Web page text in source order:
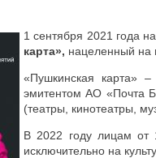
1 сентября 2021 года
карта», нацеленный на
«Пушкинская карта»
эмитентом АО «Почта
(театры, кинотеатры,
В 2022 году лицам от
исключительно на